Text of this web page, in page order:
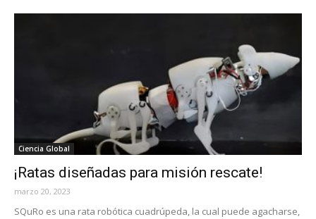
Ciencia Global
¡Ratas diseñadas para misión rescate!
marzo 20, 2023
SQuRo es una rata robótica cuadrúpeda, la cual puede agacharse,